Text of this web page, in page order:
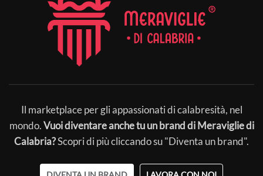
Il marketplace per gli appassionati di calabresità, nel
mondo.Vuoi diventare anche tu un brand di Meraviglie di
Calabria?Scopri di più cliccando su "Diventa un brand".